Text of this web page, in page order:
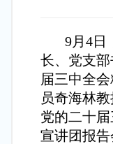
9月4日
长、党支
届三中全
员奇海林
党的二十
宣讲团报